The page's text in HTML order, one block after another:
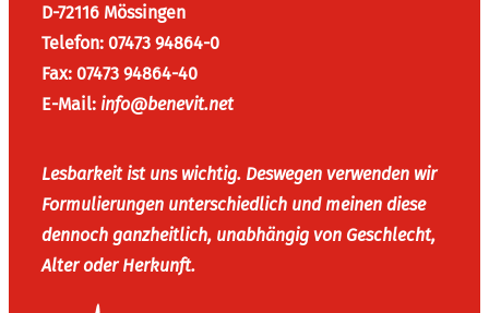
D-72116 Mössingen
Telefon: 07473 94864-0
Fax: 07473 94864-40
E-Mail: info@benevit.net
Lesbarkeit ist uns wichtig. Deswegen verwenden wir
Formulierungen unterschiedlich und meinen diese
dennoch ganzheitlich, unabhängig von Geschlecht,
Alter oder Herkunft.